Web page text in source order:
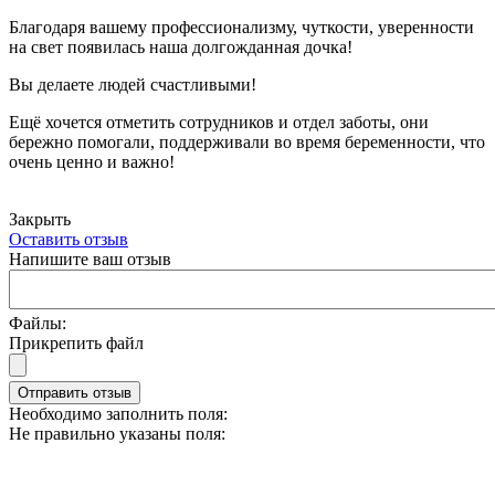
Благодаря вашему профессионализму, чуткости, уверенности
на свет появилась наша долгожданная дочка!
Вы делаете людей счастливыми!
Ещё хочется отметить сотрудников и отдел заботы, они
бережно помогали, поддерживали во время беременности, что
очень ценно и важно!
Закрыть
Оставить отзыв
Напишите ваш отзыв
Файлы:
Прикрепить файл
Отправить отзыв
Необходимо заполнить поля:
Не правильно указаны поля: